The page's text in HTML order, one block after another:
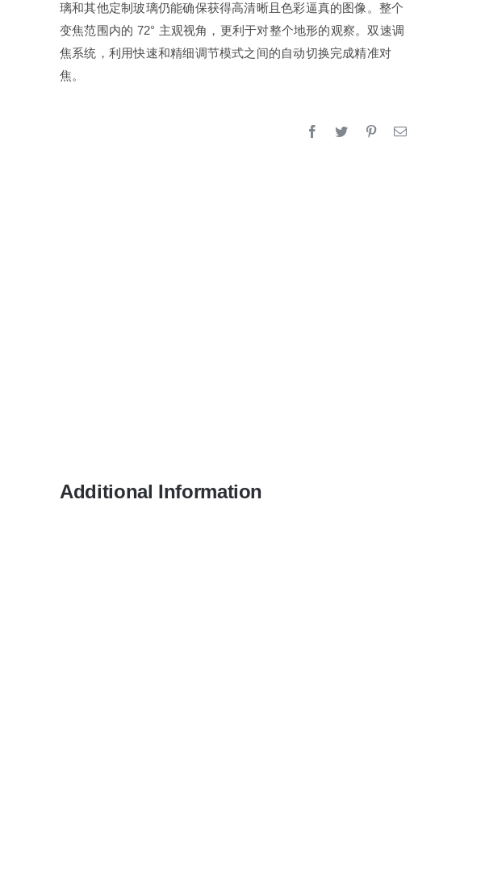
肯高望远镜
璃和其他定制玻璃仍能确保获得高清晰且色彩逼真的图像。整个
变焦范围内的 72° 主观视角，更利于对整个地形的观察。双速调
焦系统，利用快速和精细调节模式之间的自动切换完成精准对
焦。
Additional Information